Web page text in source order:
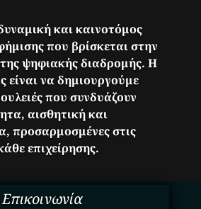
και καινοτόμος
που βρίσκεται στην
ψηφιακής διαδρομής. Η
είναι να δημιουργούμε
που συνδυάζουν
αισθητική και
προσαρμοσμένες στις
επιχείρησης.
Επικοινωνία